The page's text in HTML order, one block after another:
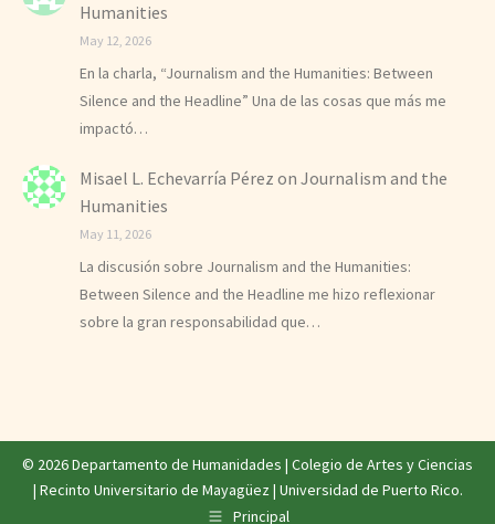
Humanities
May 12, 2026
En la charla, “Journalism and the Humanities: Between
Silence and the Headline” Una de las cosas que más me
impactó…
Misael L. Echevarría Pérez on Journalism and the
Humanities
May 11, 2026
La discusión sobre Journalism and the Humanities:
Between Silence and the Headline me hizo reflexionar
sobre la gran responsabilidad que…
© 2026 Departamento de Humanidades | Colegio de Artes y Ciencias
| Recinto Universitario de Mayagüez | Universidad de Puerto Rico.
Principal